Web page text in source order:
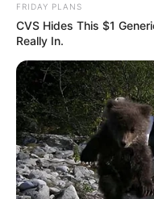
FRIDAY PLANS
CVS Hides This $1
Really In.